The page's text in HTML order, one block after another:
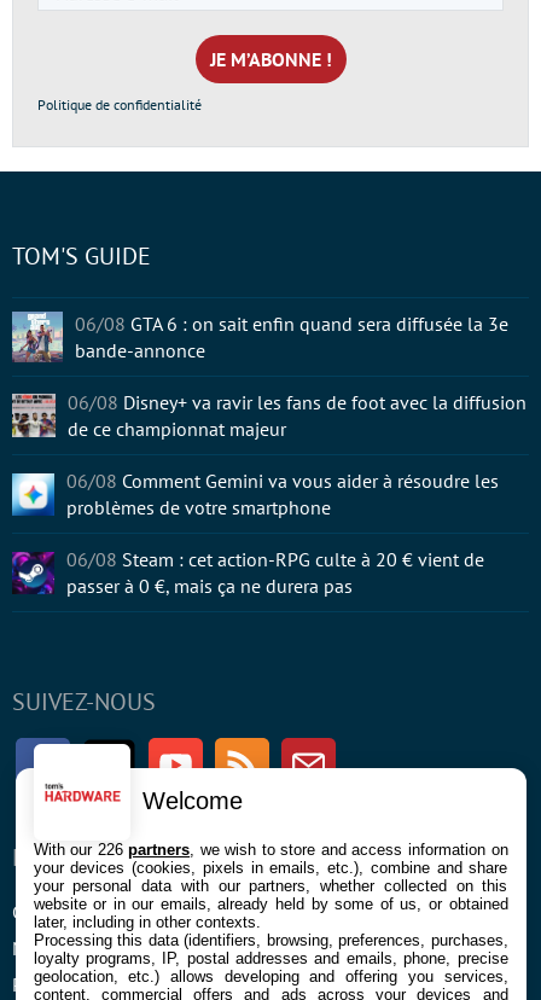
e-
mail
*
Politique de confidentialité
SUIVEZ-NOUS
FacebookTwitter Youtube RSS Newsletter
ENTREPRISE
Confidentialité et Cookies
Mentions légales et CGU
Préférences Cookies
À PROPOS
Contact
TOM'S GUIDE
06/08 GTA 6 : on sait enfin quand sera diffusée la 3e
bande-annonce
06/08 Disney+ va ravir les fans de foot avec la diffusion
de ce championnat majeur
06/08 Comment Gemini va vous aider à résoudre les
problèmes de votre smartphone
06/08 Steam : cet action-RPG culte à 20 € vient de
passer à 0 €, mais ça ne durera pas
Welcome
With our 226partners , we wish to store and access information on
your devices (cookies, pixels in emails, etc.), combine and share
your personal data with our partners, whether collected on this
website or in our emails, already held by some of us, or obtained
later, including in other contexts.
Processing this data (identifiers, browsing, preferences, purchases,
loyalty programs, IP, postal addresses and emails, phone, precise
geolocation, etc.) allows developing and offering you services,
content, commercial offers and ads across your devices and